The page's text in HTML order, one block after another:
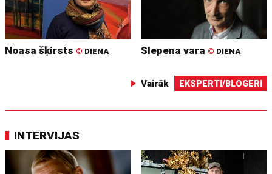
Noasa šķirsts © DIENA Slepena vara © DIENA
Vairāk EKSPERTI/BLOGERI
INTERVIJAS